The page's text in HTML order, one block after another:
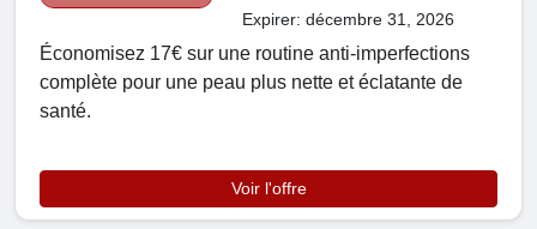
Expirer: décembre 31, 2026
Économisez 17€ sur une routine anti-imperfections
complète pour une peau plus nette et éclatante de
santé.
Voir l'offre